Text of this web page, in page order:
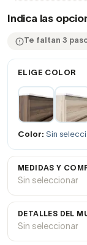
Indica las
Te faltan 3
ELIGE COLOR
Color: Sin
MEDIDAS Y
Sin seleccionar
DETALLES DEL
Sin seleccionar